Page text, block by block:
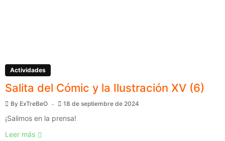
Actividades
Salita del Cómic y la Ilustración XV (6)
By ExTreBeO 18 de septiembre de 2024
¡Salimos en la prensa!
Leer más